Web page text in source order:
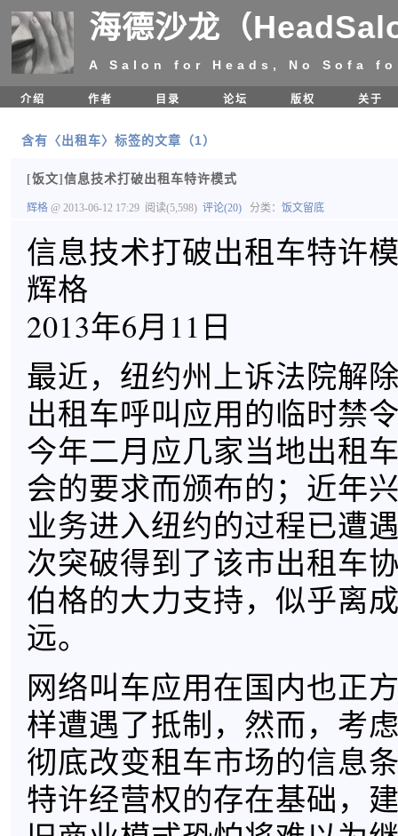
海德沙龙（
A Salon for Heads, No Sofa
介绍 作者 目录 论坛 版权 关于
含有〈出租车〉标签的文章（1）
[饭文]信息技术打破出租车特许模式
辉格 @ 2013-06-12 17:29 阅读(5,598) 评论(20) 分类： 饭文留底
信息技术打破出租车特许
辉格
2013年6月11日
最近，纽约州上诉法院解
出租车呼叫应用的临时禁
今年二月应几家当地出租
会的要求而颁布的；近年
业务进入纽约的过程已遭
次突破得到了该市出租车
伯格的大力支持，似乎离
远。
网络叫车应用在国内也正
样遭遇了抵制，然而，考
彻底改变租车市场的信息
特许经营权的存在基础，